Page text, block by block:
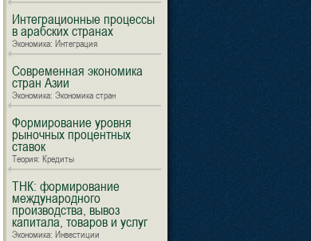
Интеграционные процессы
в арабских странах
Экономика: Интеграция
Современная экономика
стран Азии
Экономика: Экономика стран
Формирование уровня
рыночных процентных
ставок
Теория: Кредиты
ТНК: формирование
международного
производства, вывоз
капитала, товаров и услуг
Экономика: Инвестиции